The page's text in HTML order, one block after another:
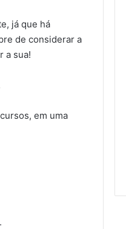
já que há
de considerar a
a sua!
em uma
.